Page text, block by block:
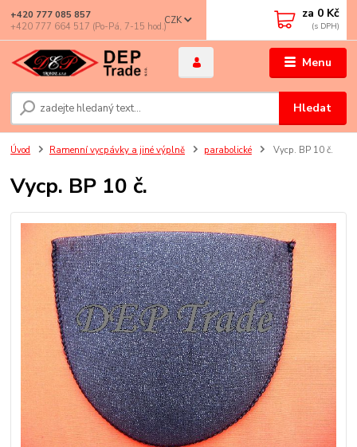
Menu
CZK
Hledat
+420 777 085 857
+420 777 664 517 (Po-Pá, 7-15 hod.)
za 0 Kč
Úvod Ramenní vycpávky a jiné výplně parabolické Vycp. BP 10 č.
Vycp. BP 10 č.